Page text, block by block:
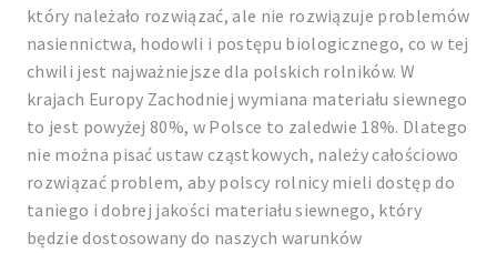
który należało rozwiązać, ale nie rozwiązuje problemów
nasiennictwa, hodowli i postępu biologicznego, co w tej
chwili jest najważniejsze dla polskich rolników. W
krajach Europy Zachodniej wymiana materiału siewnego
to jest powyżej 80%, w Polsce to zaledwie 18%. Dlatego
nie można pisać ustaw cząstkowych, należy całościowo
rozwiązać problem, aby polscy rolnicy mieli dostęp do
taniego i dobrej jakości materiału siewnego, który
będzie dostosowany do naszych warunków